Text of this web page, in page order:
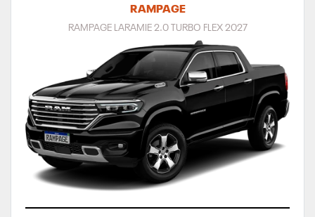
RAMPAGE
RAMPAGE LARAMIE 2.0 TURBO FLEX 2027